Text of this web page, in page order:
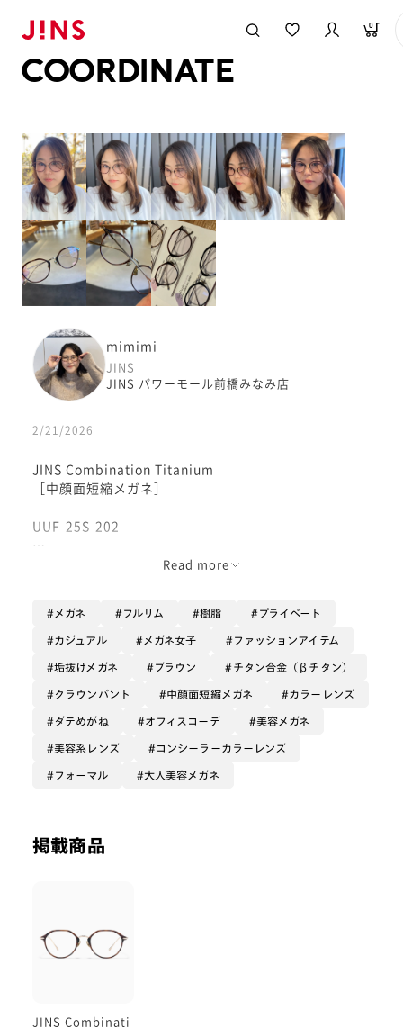
0
COORDINATE
mimimi
JINS
JINS パワーモール前橋みなみ店
2/21/2026
JINS Combination Titanium
［中顔面短縮メガネ］
UUF-25S-202
フレームはユニセックスサイズなので
お顔小さめな方にはやや緩めなので
耳後ろや幅ご調整すると
よりかけやすいと思います😆
クラウンパント型でメガネの上は目尻が
下がってカットされている型なので
優しいくオシャレな印象
の形です♪
鼻筋がスッキリ見えやすいのが
レンズは
大人に人気の
Read more
メガネ フルリム 樹脂 プライベート
カジュアル メガネ女子 ファッションアイテム
垢抜けメガネ ブラウン チタン合金（βチタン）
クラウンパント 中顔面短縮メガネ カラーレンズ
ダテめがね オフィスコーデ 美容メガネ
美容系レンズ コンシーラーカラーレンズ
フォーマル 大人美容メガネ
掲載商品
JINS Combinati